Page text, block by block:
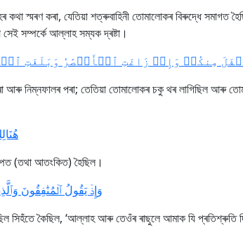
স্মৰণ কৰা, যেতিয়া শত্ৰুবাহিনী তোমালোকৰ বিৰুদ্ধে সমাগত
সেই সম্পৰ্কে আল্লাহ সম্যক দ্ৰষ্টা।
مِنكُمۡ وَإِذۡ زَاغَتِ ٱلۡأَبۡصَٰرُ وَبَلَغَتِ
আৰু নিম্নফালৰ পৰা; তেতিয়া তোমালোকৰ চকু থৰ লাগিছিল আৰু
(তথা আতংকিত) হৈছিল।
وَإِذۡ يَقُولُ ٱلۡمُنَٰفِقُونَ
কৈছিল, ‘আল্লাহ আৰু তেওঁৰ ৰাছুলে আমাক যি প্ৰতিশ্ৰুতি